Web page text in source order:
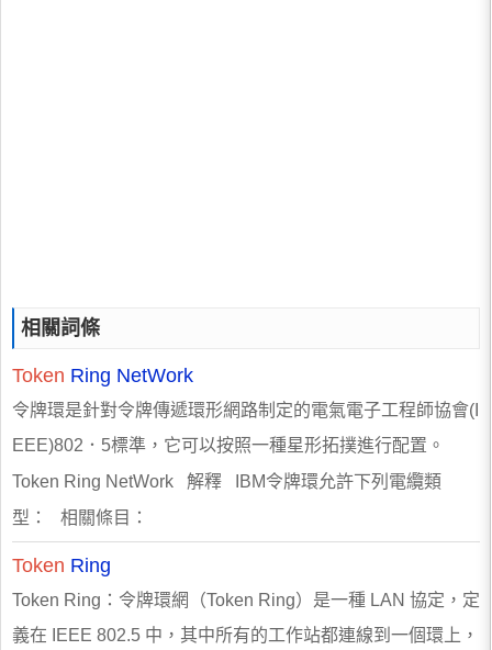
相關詞條
Token Ring NetWork
令牌環是針對令牌傳遞環形網路制定的電氣電子工程師協會(I
EEE)802．5標準，它可以按照一種星形拓撲進行配置。
Token Ring NetWork 解釋 IBM令牌環允許下列電纜類
型： 相關條目：
Token Ring
Token Ring：令牌環網（Token Ring）是一種 LAN 協定，定
義在 IEEE 802.5 中，其中所有的工作站都連線到一個環上，